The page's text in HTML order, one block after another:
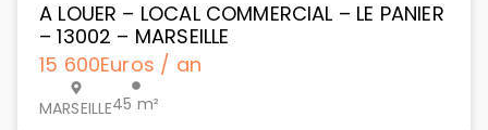
A LOUER – LOCAL COMMERCIAL – LE PANIER
– 13002 – MARSEILLE
15 600Euros / an
MARSEILLE45 m²